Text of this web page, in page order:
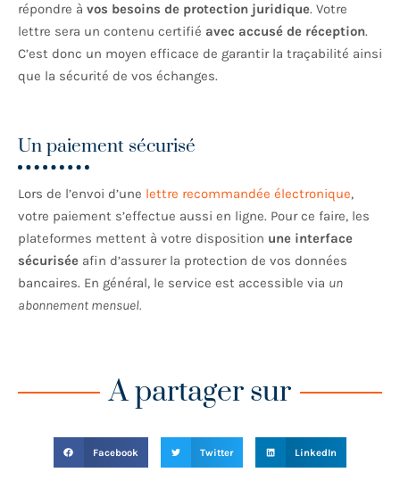
répondre à vos besoins de protection juridique. Votre
lettre sera un contenu certifié avec accusé de réception.
C’est donc un moyen efficace de garantir la traçabilité ainsi
que la sécurité de vos échanges.
Un paiement sécurisé
Lors de l’envoi d’une lettre recommandée électronique,
votre paiement s’effectue aussi en ligne. Pour ce faire, les
plateformes mettent à votre disposition une interface
sécurisée afin d’assurer la protection de vos données
bancaires. En général, le service est accessible via un
abonnement mensuel.
A partager sur
Facebook Twitter LinkedIn